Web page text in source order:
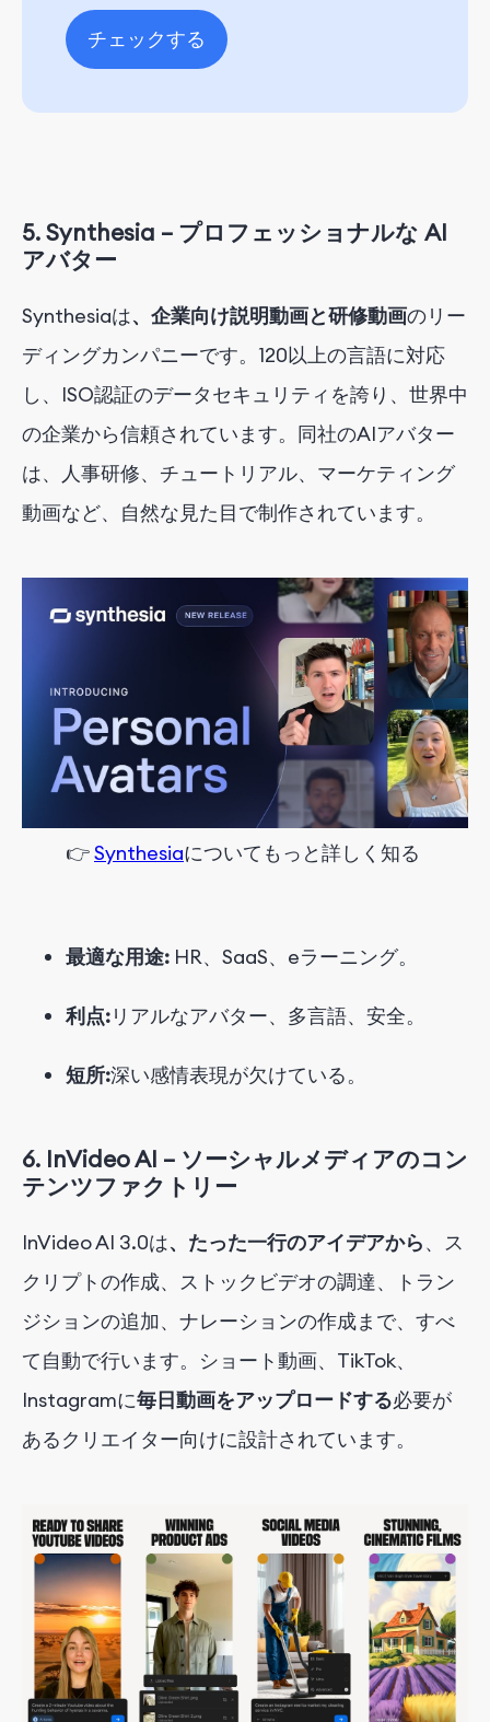
チェックする
5.Synthesia – プロフェッショナルな AI
アバター
Synthesiaは、企業向け説明動画と研修動画のリー
ディングカンパニーです。120以上の言語に対応
し、ISO認証のデータセキュリティを誇り、世界中
の企業から信頼されています。同社のAIアバター
は、人事研修、チュートリアル、マーケティング
動画など、自然な見た目で制作されています。
👉Synthesiaについて もっと詳しく 知る
最適な用途: HR、SaaS、eラーニング。
利点:リアルなアバター、多言語、安全。
短所:深い感情表現が欠けている。
6. InVideo AI – ソーシャルメディアのコン
テンツファクトリー
InVideo AI 3.0は、たった一行のアイデアから、ス
クリプトの作成、ストックビデオの調達、トラン
ジションの追加、ナレーションの作成まで、 すべ
て自動で行います。 ショート動画、TikTok、
Instagramに毎日動画をアップロードする必要が
あるクリエイター向けに設計されています。